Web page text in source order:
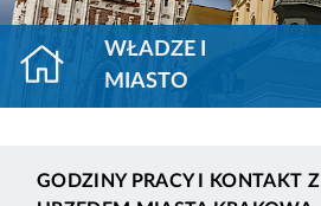
WŁADZE I
MIASTO
GODZINY PRACY I KONTAKT Z